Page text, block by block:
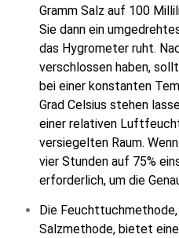
Gramm Salz auf 100
Sie dann ein
das Hygrometer ruht.
verschlossen haben,
bei einer konstanten
Grad Celsius stehen
einer relativen
versiegelten Raum.
vier Stunden auf 75%
erforderlich, um die
Die
Salzmethode, bietet